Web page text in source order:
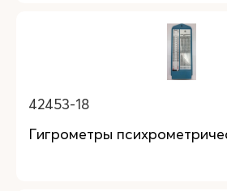
42453-18
Гигрометры